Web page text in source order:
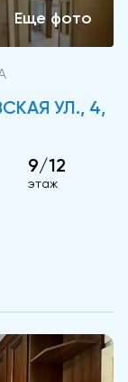
УЛ., 4,
9/12
этаж